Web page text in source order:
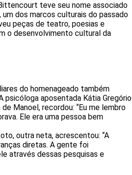
teve seu nome associado
dos marcos culturais do passado
peças de teatro, poesias e
o desenvolvimento cultural da
do homenageado também
psicóloga aposentada Kátia Gregório
Manoel, recordou: “Eu me lembro
Ele era uma pessoa bem
outra neta, acrescentou: “A
diretas. A gente foi
através dessas pesquisas e